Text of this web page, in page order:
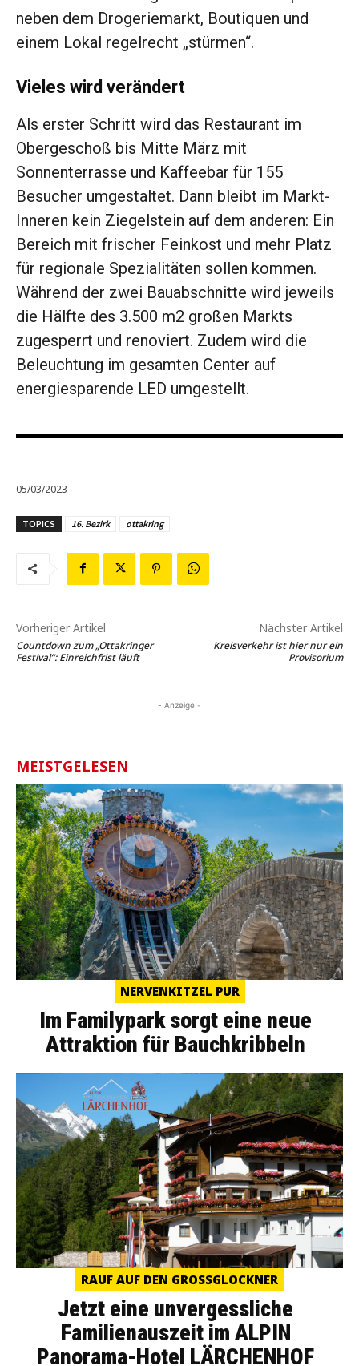
neben dem Drogeriemarkt, Boutiquen und
einem Lokal regelrecht „stürmen“.
Vieles wird verändert
Als erster Schritt wird das ­Restaurant im
Obergeschoß bis Mitte März mit
Sonnenterrasse und Kaffeebar für 155
Besucher umgestaltet. Dann bleibt im Markt-
Inneren kein Ziegelstein auf dem anderen: Ein
Bereich mit frischer Feinkost und mehr Platz
für regionale Spezialitäten sollen kommen.
Während der zwei Bauabschnitte wird jeweils
die Hälfte des 3.500 m2 großen Markts
zugesperrt und ­renoviert. Zudem wird die
Beleuchtung im ­gesamten Center auf
energiesparende LED umgestellt.
05/03/2023
TOPICS 16. Bezirk ottakring
Vorheriger Artikel
Countdown zum „Ottakringer
Festival“: Einreichfrist läuft
Nächster Artikel
Kreisverkehr ist hier nur ein
Provisorium
- Anzeige -
MEISTGELESEN
NERVENKITZEL PUR
Im Familypark sorgt eine neue
Attraktion für Bauchkribbeln
RAUF AUF DEN GROSSGLOCKNER
Jetzt eine unvergessliche
Familienauszeit im ALPIN
Panorama-Hotel LÄRCHENHOF